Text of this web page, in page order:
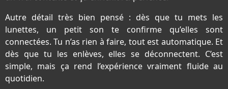
Autre détail très bien pensé : dès que tu mets les
lunettes, un petit son te confirme qu’elles sont
connectées. Tu n’as rien à faire, tout est automatique. Et
dès que tu les enlèves, elles se déconnectent. C’est
simple, mais ça rend l’expérience vraiment fluide au
quotidien.